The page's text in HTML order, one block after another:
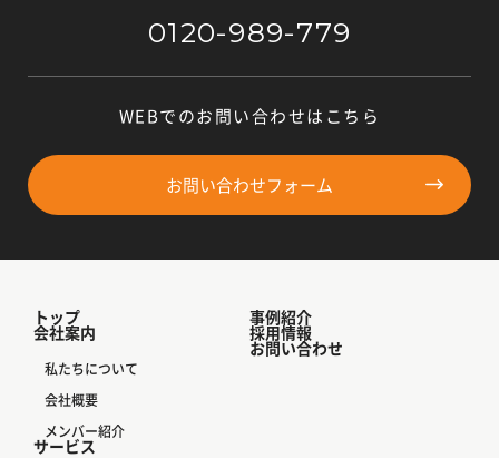
0120-989-779
WEBでのお問い合わせはこちら
お問い合わせフォーム
トップ
会社案内
私たちについて
会社概要
メンバー紹介
サービス
事例紹介
採用情報
お問い合わせ